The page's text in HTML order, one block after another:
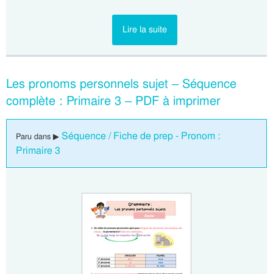
Lire la suite
Les pronoms personnels sujet – Séquence
complète : Primaire 3 – PDF à imprimer
Paru dans ▶ Séquence / Fiche de prep - Pronom :
Primaire 3